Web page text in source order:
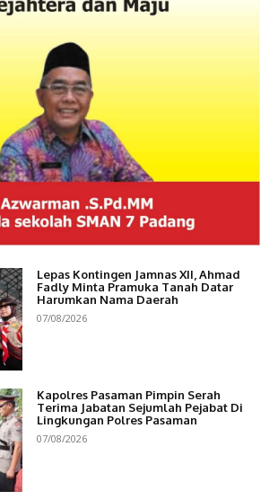
Lepas Kontingen Jamnas XII, Ahmad
Fadly Minta Pramuka Tanah Datar
Harumkan Nama Daerah
07/08/2026
Kapolres Pasaman Pimpin Serah
Terima Jabatan Sejumlah Pejabat Di
Lingkungan Polres Pasaman
07/08/2026